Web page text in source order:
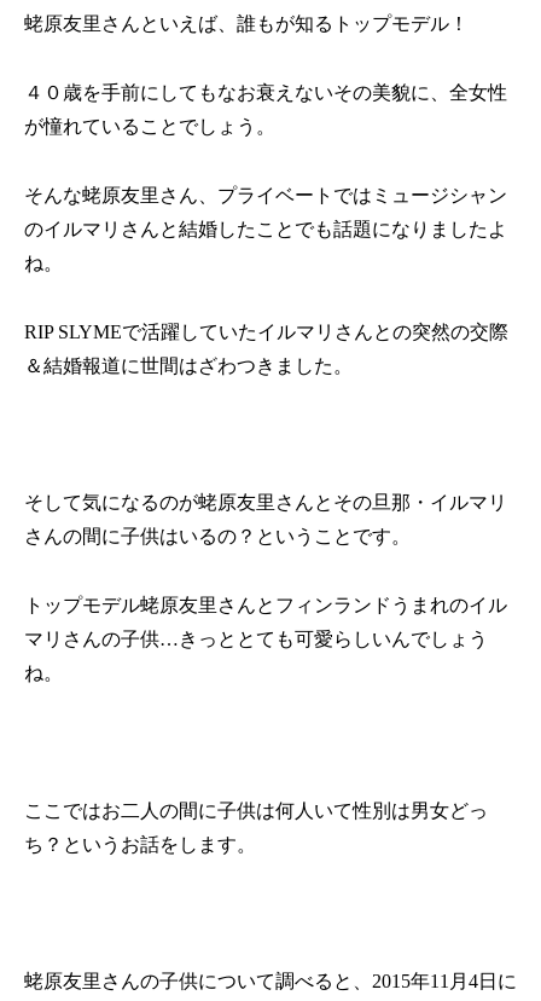
蛯原友里さんといえば、誰もが知るトップモデル！
４０歳を手前にしてもなお衰えないその美貌に、全女性
が憧れていることでしょう。
そんな蛯原友里さん、プライベートではミュージシャン
のイルマリさんと結婚したことでも話題になりましたよ
ね。
RIP SLYMEで活躍していたイルマリさんとの突然の交際
＆結婚報道に世間はざわつきました。
そして気になるのが蛯原友里さんとその旦那・イルマリ
さんの間に子供はいるの？ということです。
トップモデル蛯原友里さんとフィンランドうまれのイル
マリさんの子供…きっととても可愛らしいんでしょう
ね。
ここではお二人の間に子供は何人いて性別は男女どっ
ち？というお話をします。
蛯原友里さんの子供について調べると、 2015年11 月 4日に